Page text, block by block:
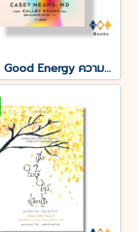
หนังสือ Good Energy ความสัมพันธ์อัศจรรย์ระหว่างระบบเผาผลาญกับสุขภาพไร้ขอบเขต